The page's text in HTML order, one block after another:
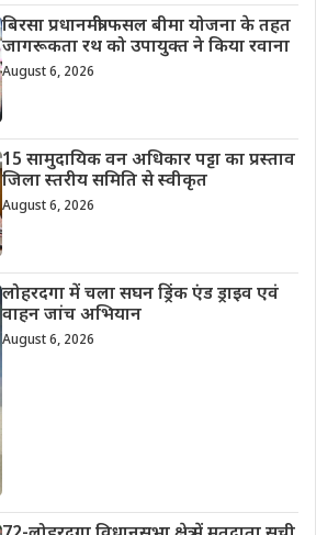
बिरसा प्रधानमंत्री फसल बीमा योजना के तहत
जागरूकता रथ को उपायुक्त ने किया रवाना
August 6, 2026
15 सामुदायिक वन अधिकार पट्टा का प्रस्ताव
जिला स्तरीय समिति से स्वीकृत
August 6, 2026
लोहरदगा में चला सघन ड्रिंक एंड ड्राइव एवं
वाहन जांच अभियान
August 6, 2026